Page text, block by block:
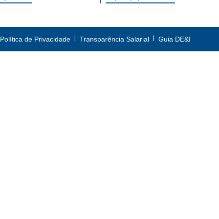
Política de Privacidade | Transparência Salarial | Guia DE&I